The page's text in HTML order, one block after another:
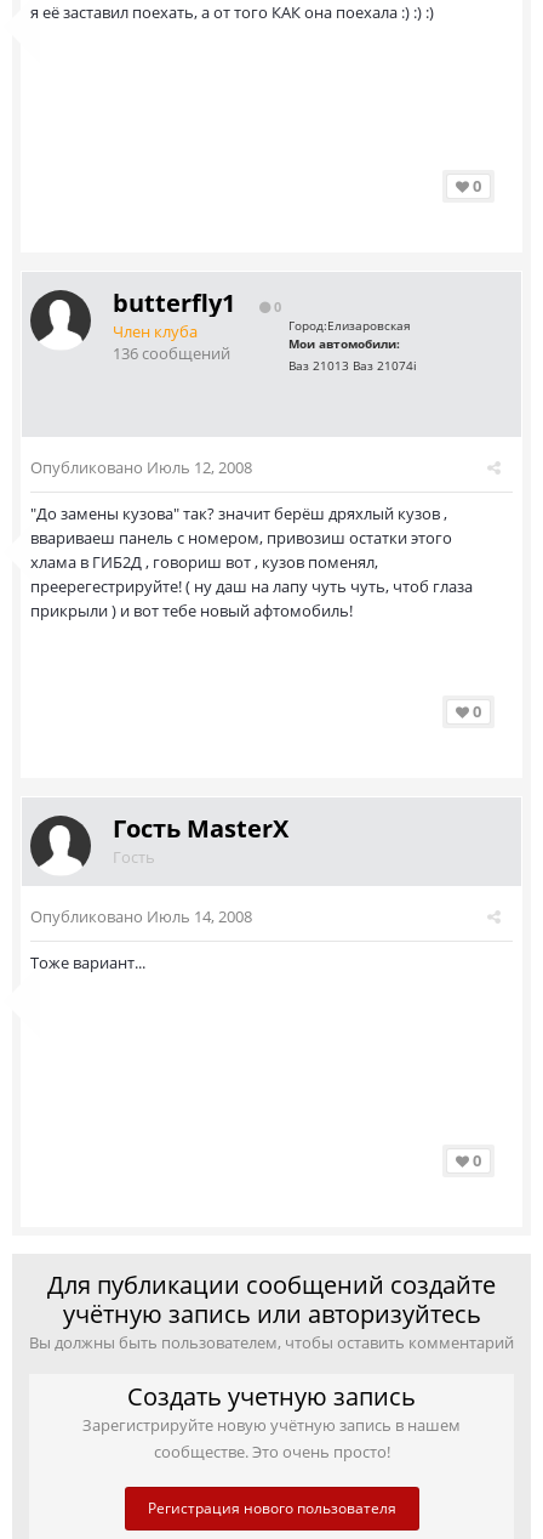
я её заставил поехать, а от того КАК она поехала :) :) :)
0
butterfly1 0
Член клуба
136 сообщений
Город:Елизаровская
Мои автомобили:
Ваз 21013 Ваз 21074i
Опубликовано Июль 12, 2008
"До замены кузова" так? значит берёш дряхлый кузов ,
ввариваеш панель с номером, привозиш остатки этого
хлама в ГИБ2Д , говориш вот , кузов поменял,
преерегестрируйте! ( ну даш на лапу чуть чуть, чтоб глаза
прикрыли ) и вот тебе новый афтомобиль!
0
Гость MasterX
Гость
Опубликовано Июль 14, 2008
Тоже вариант...
0
Для публикации сообщений создайте
учётную запись или авторизуйтесь
Вы должны быть пользователем, чтобы оставить комментарий
Создать учетную запись
Зарегистрируйте новую учётную запись в нашем
сообществе. Это очень просто!
Регистрация нового пользователя